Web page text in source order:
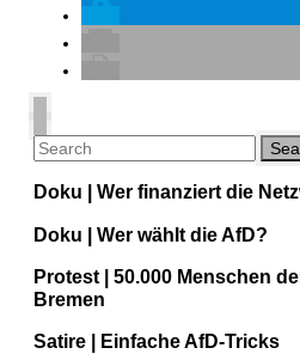
Doku | Wer finanziert die
Doku | Wer wählt die AfD?
Protest | 50.000 Menschen
Bremen
Satire | Einfache AfD-Tricks